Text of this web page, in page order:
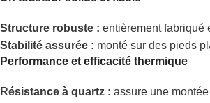
Structure robuste : entièrement fabriqué
Stabilité assurée : monté sur des pieds
Performance et efficacité thermique
Résistance à quartz : assure une